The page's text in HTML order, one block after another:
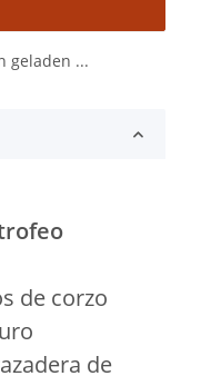
geladen ...
de corzo
de